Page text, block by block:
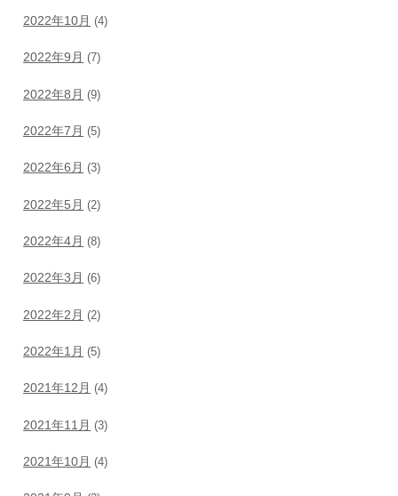
2022年10月 (4)
2022年9月 (7)
2022年8月 (9)
2022年7月 (5)
2022年6月 (3)
2022年5月 (2)
2022年4月 (8)
2022年3月 (6)
2022年2月 (2)
2022年1月 (5)
2021年12月 (4)
2021年11月 (3)
2021年10月 (4)